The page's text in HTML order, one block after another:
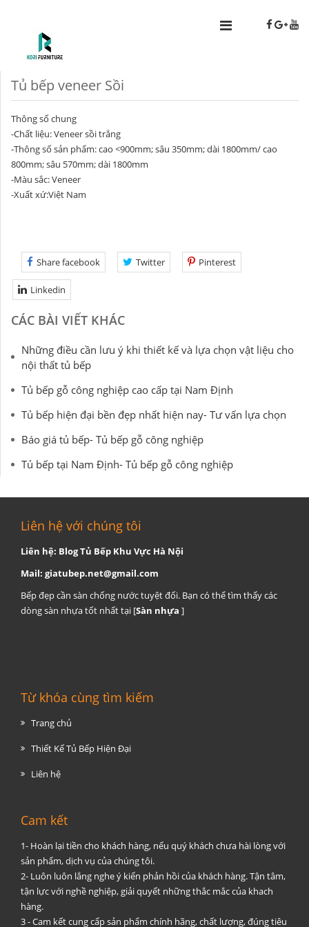
Tủ bếp veneer Sồi
Thông số chung
-Chất liệu: Veneer sồi trắng
-Thông số sản phẩm: cao <900mm; sâu 350mm; dài 1800mm/ cao
800mm; sâu 570mm; dài 1800mm
-Màu sắc: Veneer
-Xuất xứ:Việt Nam
Share facebook Twitter Pinterest
Linkedin
CÁC BÀI VIẾT KHÁC
Những điều cần lưu ý khi thiết kế và lựa chọn vật liệu cho
nội thất tủ bếp
Tủ bếp gỗ công nghiệp cao cấp tại Nam Định
Tủ bếp hiện đại bền đẹp nhất hiện nay- Tư vấn lựa chọn
Báo giá tủ bếp- Tủ bếp gỗ công nghiệp
Tủ bếp tại Nam Định- Tủ bếp gỗ công nghiệp
Liên hệ với chúng tôi
Liên hệ: Blog Tủ Bếp Khu Vực Hà Nội
Mail: giatubep.net@gmail.com
Bếp đẹp cần sàn chống nước tuyệt đối. Bạn có thể tìm thấy các
dòng sàn nhựa tốt nhất tại [Sàn nhựa ]
Từ khóa cùng tìm kiếm
Trang chủ
Thiết Kế Tủ Bếp Hiện Đại
Liên hệ
Cam kết
1- Hoàn lại tiền cho khách hàng, nếu quý khách chưa hài lòng với
sản phẩm, dịch vụ của chúng tôi.
2- Luôn luôn lắng nghe ý kiến phản hồi của khách hàng. Tận tâm,
tận lực với nghề nghiệp, giải quyết những thắc mắc của khach
hàng.
3 - Cam kết cung cấp sản phẩm chính hãng, chất lượng, đúng tiêu